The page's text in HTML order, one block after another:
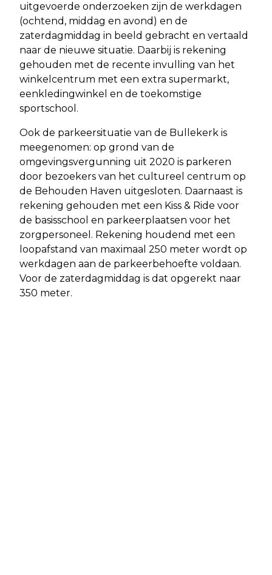
uitgevoerde onderzoeken zijn de werkdagen
(ochtend, middag en avond) en de
zaterdagmiddag in beeld gebracht en vertaald
naar de nieuwe situatie. Daarbij is rekening
gehouden met de recente invulling van het
winkelcentrum met een extra supermarkt,
eenkledingwinkel en de toekomstige
sportschool.
Ook de parkeersituatie van de Bullekerk is
meegenomen: op grond van de
omgevingsvergunning uit 2020 is parkeren
door bezoekers van het cultureel centrum op
de Behouden Haven uitgesloten. Daarnaast is
rekening gehouden met een Kiss & Ride voor
de basisschool en parkeerplaatsen voor het
zorgpersoneel. Rekening houdend met een
loopafstand van maximaal 250 meter wordt op
werkdagen aan de parkeerbehoefte voldaan.
Voor de zaterdagmiddag is dat opgerekt naar
350 meter.